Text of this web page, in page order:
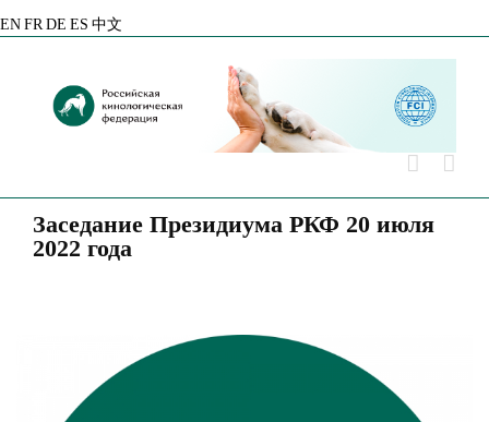
EN FR DE ES 中文
Заседание Президиума РКФ 20 июля
2022 года